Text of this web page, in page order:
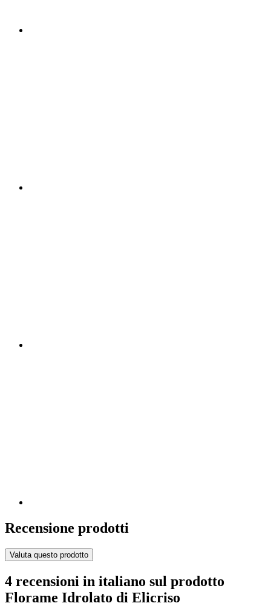
Recensione prodotti
Valuta questo prodotto
4 recensioni in italiano sul prodotto
Florame Idrolato di Elicriso